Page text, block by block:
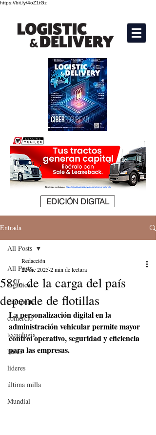
https://bit.ly/4oZ1tGz
EDICIÓN DIGITAL
Entrada
All Posts
logistica
transporte
comercio
tecnologia
buses
lideres
última milla
Mundial
All Posts
58% de la carga del país
depende de flotillas
Redacción
22 dic 20252 min de lectura
La personalización digital en la
administración vehicular permite mayor
control operativo, seguridad y eficiencia
para las empresas.